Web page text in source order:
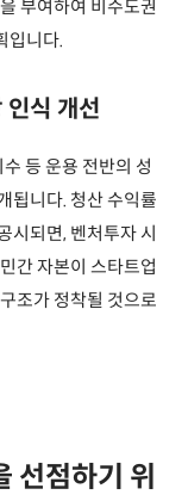
부여하여 비수도권
입니다.
식 개선
등 운용 전반의 성
됩니다. 청산 수익률
시되면, 벤처투자 시
간 자본이 스타트업
조가 정착될 것으로
선점하기 위